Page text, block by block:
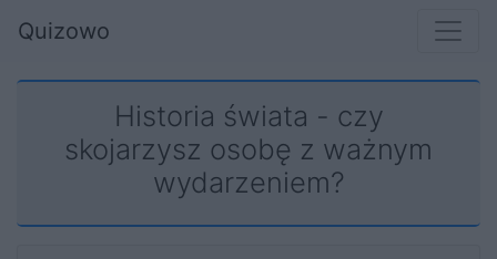
Quizowo
Historia świata - czy
skojarzysz osobę z ważnym
wydarzeniem?